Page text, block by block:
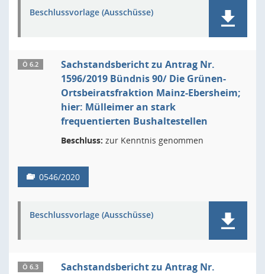
Beschlussvorlage (Ausschüsse)
Ö 6.2
Sachstandsbericht zu Antrag Nr.
1596/2019 Bündnis 90/ Die Grünen-
Ortsbeiratsfraktion Mainz-Ebersheim;
hier: Mülleimer an stark
frequentierten Bushaltestellen
Beschluss: zur Kenntnis genommen
0546/2020
Beschlussvorlage (Ausschüsse)
Ö 6.3
Sachstandsbericht zu Antrag Nr.